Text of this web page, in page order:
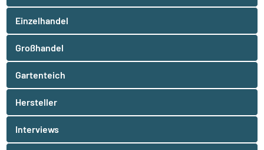
Einzelhandel
Großhandel
Gartenteich
Hersteller
Interviews